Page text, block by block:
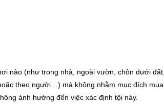
nào (như trong nhà, ngoài vườn, chôn dưới đất,
theo người…) mà không nhằm mục đích mua
ảnh hưởng đến việc xác định tội này.